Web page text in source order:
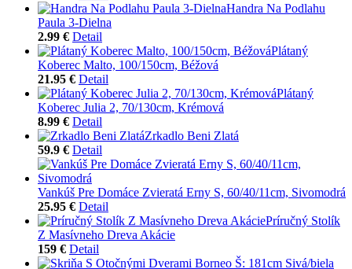
Handra Na Podlahu
Paula 3-Dielna
2.99 € Detail
Plátaný
Koberec Malto, 100/150cm, Béžová
21.95 € Detail
Plátaný
Koberec Julia 2, 70/130cm, Krémová
8.99 € Detail
Zrkadlo Beni Zlatá
59.9 € Detail
Vankúš Pre Domáce Zvieratá Erny S, 60/40/11cm, Sivomodrá
25.95 € Detail
Príručný Stolík
Z Masívneho Dreva Akácie
159 € Detail